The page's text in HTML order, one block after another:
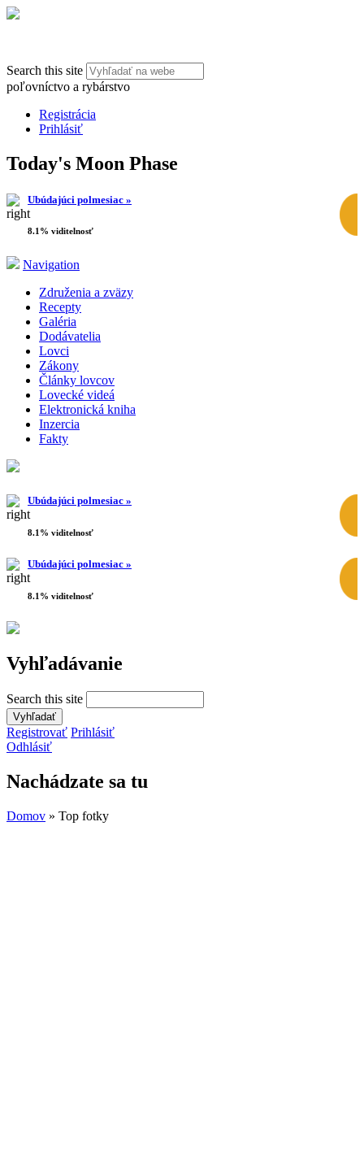
Search this site
poľovníctvo a rybárstvo
Registrácia
Prihlásiť
Today's Moon Phase
Ubúdajúci polmesiac »
8.1% viditelnosť
Navigation
Združenia a zväzy
Recepty
Galéria
Dodávatelia
Lovci
Zákony
Články lovcov
Lovecké videá
Elektronická kniha
Inzercia
Fakty
Ubúdajúci polmesiac »
8.1% viditelnosť
Ubúdajúci polmesiac »
8.1% viditelnosť
Vyhľadávanie
Search this site
Registrovať Prihlásiť
Odhlásiť
Nachádzate sa tu
Domov » Top fotky